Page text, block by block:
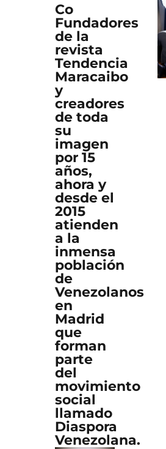
Co
Fundadores
de la
revista
Tendencia
Maracaibo
y
creadores
de toda
su
imagen
por 15
años,
ahora y
desde el
2015
atienden
a la
inmensa
población
de
Venezolanos
en
Madrid
que
forman
parte
del
movimiento
social
llamado
Diaspora
Venezolana.